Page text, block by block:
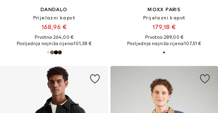
DANDALO
Prijelazni kaput
168,96 €
Prvotno: 264,00 €
Posljednja najniža cijena:101,38 €
MOXX PARIS
Prijelazni kaput
179,18 €
Prvotno: 289,00 €
Posljednja najniža cijena:107,51 €